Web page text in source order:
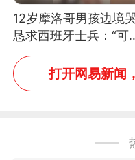
12岁摩洛哥男孩边境
恳求西班牙士兵：“可
可以不要把我遣返回
打开网易新闻